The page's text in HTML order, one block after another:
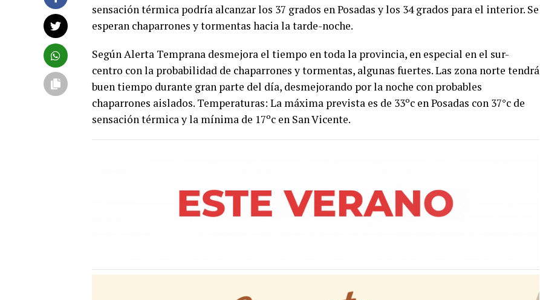
sensación térmica podría alcanzar los 37 grados en Posadas y los 34 grados para el interior. Se
esperan chaparrones y tormentas hacia la tarde-noche.
Según Alerta Temprana desmejora el tiempo en toda la provincia, en especial en el sur-
centro con la probabilidad de chaparrones y tormentas, algunas fuertes. Las zona norte tendrá
buen tiempo durante gran parte del día, desmejorando por la noche con probables
chaparrones aislados. Temperaturas: La máxima prevista es de 33ºc en Posadas con 37°c de
sensación térmica y la mínima de 17ºc en San Vicente.